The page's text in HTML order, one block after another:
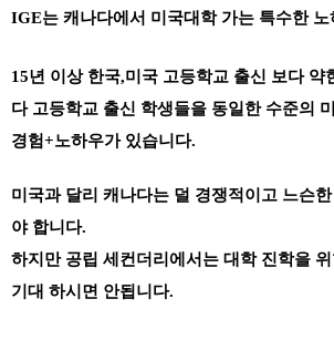
IGE는 캐나다에서 미국대학 가는 특수한 노
15년 이상 한국,미국 고등학교 출신 보다 약
다 고등학교 출신 학생들을 동일한 수준의
경험+노하우가 있습니다.
미국과 달리 캐나다는 덜 경쟁적이고 느슨
야 합니다.
하지만 공립 세컨더리에서는 대학 진학을
기대 하시면 안됩니다.